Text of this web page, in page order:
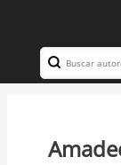
contenido
principal
Navegación
Search